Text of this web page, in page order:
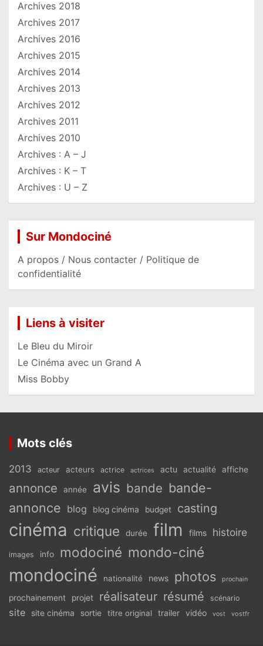
Archives 2018
Archives 2017
Archives 2016
Archives 2015
Archives 2014
Archives 2013
Archives 2012
Archives 2011
Archives 2010
Archives : A – J
Archives : K – T
Archives : U – Z
Sur Mondociné
A propos / Nous contacter / Politique de
confidentialité
Liens à visiter
Le Bleu du Miroir
Le Cinéma avec un Grand A
Miss Bobby
Mots clés
2013 acteur acteurs actrice actrices actu actualité affiche
annonce année avis bande bande-
annonce blog blog cinéma budget casting
cinéma critique durée film films histoire
images info modociné mondo-ciné
mondociné nationalité news photos prochain
prochainement projet réalisateur résumé scénario
site site cinéma sortie titre original trailer vidéo vost vostfr